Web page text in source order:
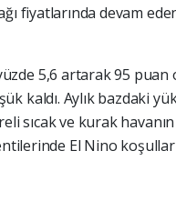
fiyatlarında devam
5,6 artarak 95
kaldı. Aylık bazdaki
sıcak ve kurak
El Nino